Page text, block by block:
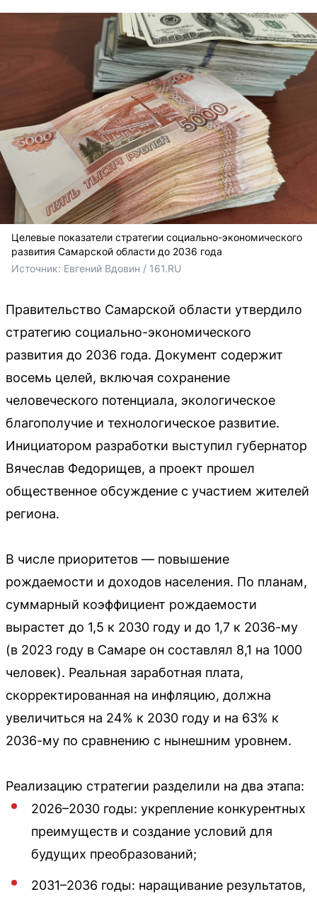
Целевые показатели стратегии социально-экономического
развития Самарской области до 2036 года
Источник: Евгений Вдовин / 161.RU
Правительство Самарской области утвердило
стратегию социально-экономического
развития до 2036 года. Документ содержит
восемь целей, включая сохранение
человеческого потенциала, экологическое
благополучие и технологическое развитие.
Инициатором разработки выступил губернатор
Вячеслав Федорищев, а проект прошел
общественное обсуждение с участием жителей
региона.
В числе приоритетов — повышение
рождаемости и доходов населения. По планам,
суммарный коэффициент рождаемости
вырастет до 1,5 к 2030 году и до 1,7 к 2036-му
(в 2023 году в Самаре он составлял 8,1 на 1000
человек). Реальная заработная плата,
скорректированная на инфляцию, должна
увеличиться на 24% к 2030 году и на 63% к
2036-му по сравнению с нынешним уровнем.
Реализацию стратегии разделили на два этапа:
2026–2030 годы: укрепление конкурентных
преимуществ и создание условий для
будущих преобразований;
2031–2036 годы: наращивание результатов,